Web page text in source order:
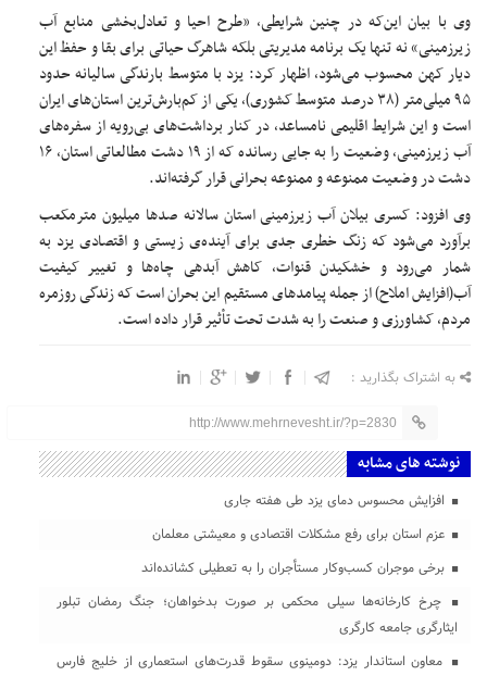
وی با بیان این‌که در چنین شرایطی، «طرح احیا و تعادل‌بخشی منابع آب
زیرزمینی» نه تنها یک برنامه مدیریتی بلکه شاهرگ حیاتی برای بقا و حفظ این
دیار کهن محسوب می‌شود، اظهار کرد: یزد با متوسط بارندگی سالیانه حدود
۹۵ میلی‌متر (۳۸ درصد متوسط کشوری)، یکی از کم‌بارش‌ترین استان‌های ایران
است و این شرایط اقلیمی نامساعد، در کنار برداشت‌های بی‌رویه از سفره‌های
آب زیرزمینی، وضعیت را به جایی رسانده که از ۱۹ دشت مطالعاتی استان، ۱۶
دشت در وضعیت ممنوعه و ممنوعه بحرانی قرار گرفته‌اند.
وی افزود: کسری بیلان آب زیرزمینی استان سالانه صدها میلیون مترمکعب
برآورد می‌شود که زنگ خطری جدی برای آینده‌ی زیستی و اقتصادی یزد به
شمار می‌رود و خشکیدن قنوات، کاهش آبدهی چاه‌ها و تغییر کیفیت
آب(افزایش املاح) از جمله پیامدهای مستقیم این بحران است که زندگی روزمره
مردم، کشاورزی و صنعت را به شدت تحت تأثیر قرار داده است.
به اشتراک بگذارید :
http://www.mehrnevesht.ir/?p=2830
نوشته های مشابه
افزایش محسوس دمای یزد طی هفته جاری
عزم استان برای رفع مشکلات اقتصادی و معیشتی معلمان
برخی موجران کسب‌وکار مستأجران را به تعطیلی کشانده‌اند
چرخ کارخانه‌ها سیلی محکمی بر صورت بدخواهان؛ جنگ رمضان تبلور
ایثارگری جامعه کارگری
معاون استاندار یزد: دومینوی سقوط قدرت‌های استعماری از خلیج فارس